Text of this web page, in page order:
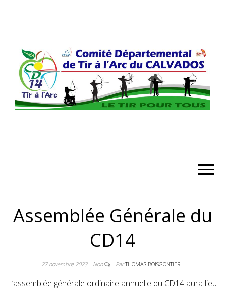
DU
DE TIR À
Assemblée Générale du
CD14
27 novembre 2023 Non ParTHOMAS BOISGONTIER
L’assemblée générale ordinaire annuelle du CD14 aura lieu